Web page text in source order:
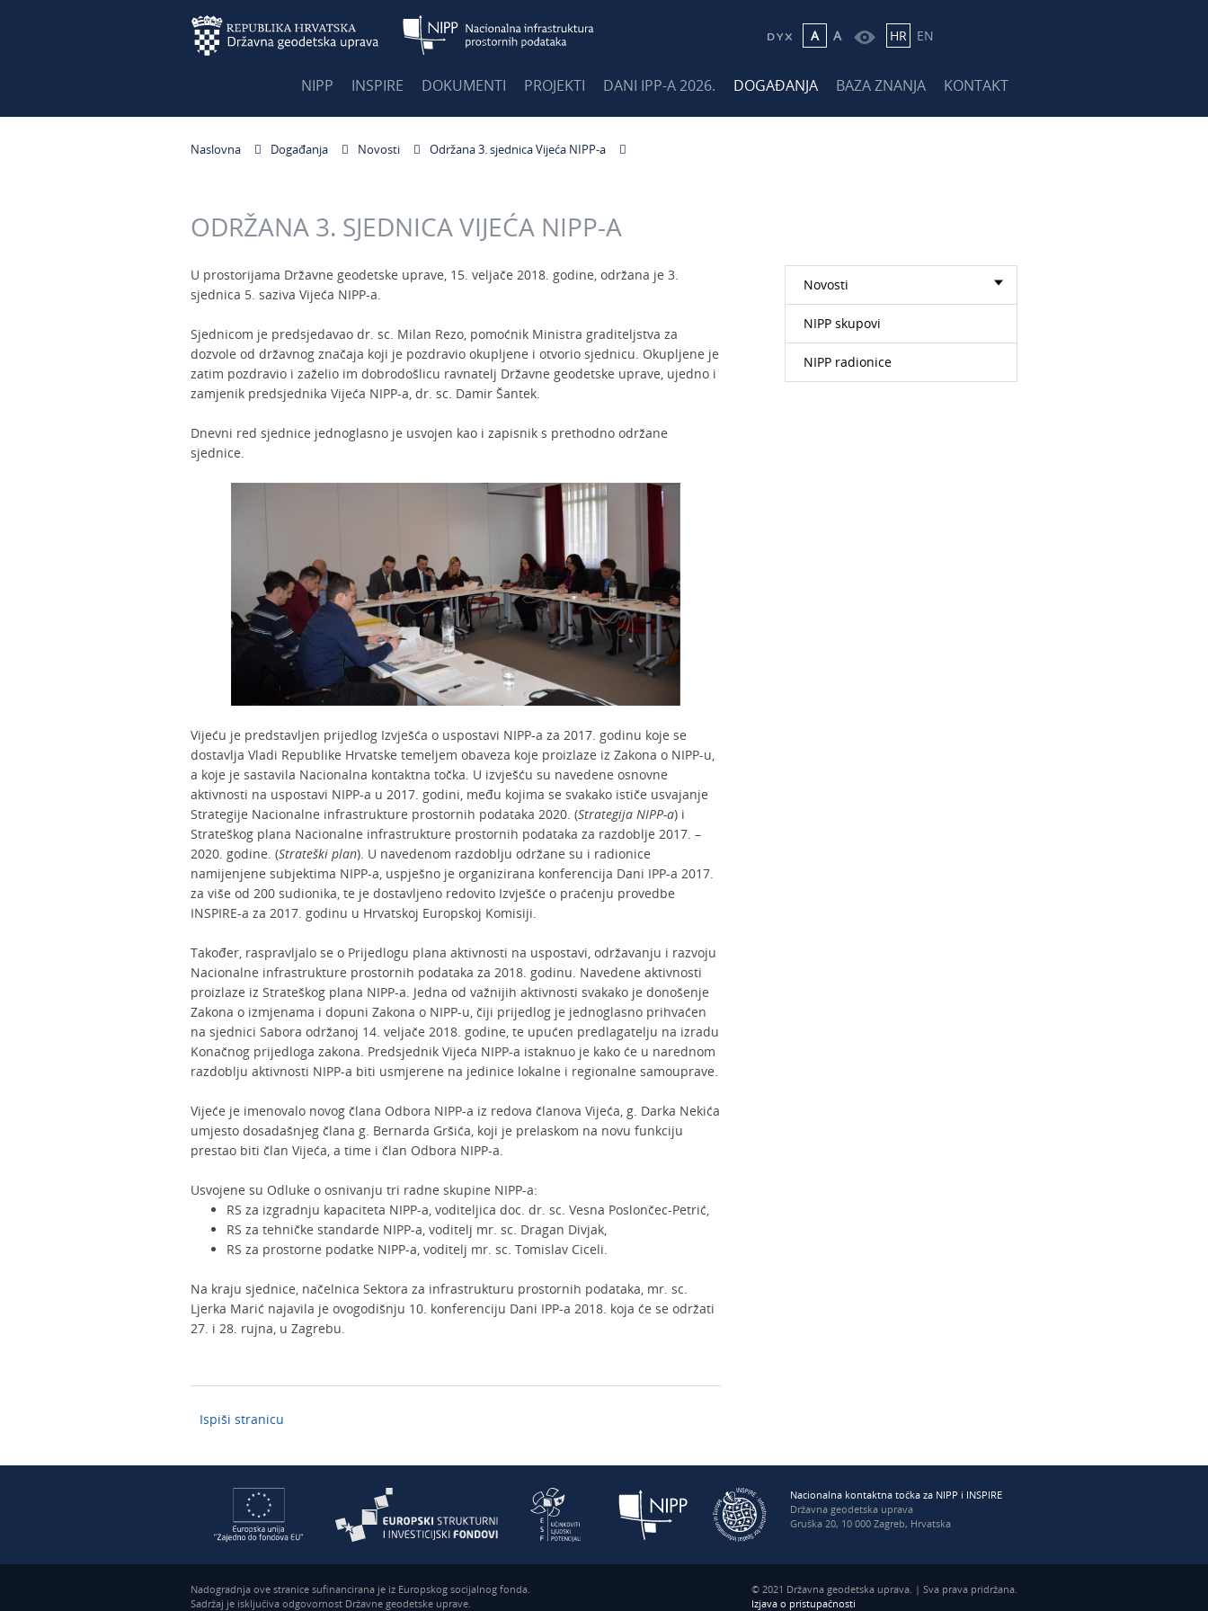
A A HR EN
NIPP INSPIRE DOKUMENTI PROJEKTI DANI IPP-A 2026. DOGAĐANJA BAZA ZNANJA KONTAKT
Naslovna Događanja Novosti Održana 3. sjednica Vijeća NIPP-a
ODRŽANA 3. SJEDNICA VIJEĆA NIPP-A
U prostorijama Državne geodetske uprave, 15. veljače 2018. godine, održana je 3.
sjednica 5. saziva Vijeća NIPP-a.
Sjednicom je predsjedavao dr. sc. Milan Rezo, pomoćnik Ministra graditeljstva za
dozvole od državnog značaja koji je pozdravio okupljene i otvorio sjednicu. Okupljene je
zatim pozdravio i zaželio im dobrodošlicu ravnatelj Državne geodetske uprave, ujedno i
zamjenik predsjednika Vijeća NIPP-a, dr. sc. Damir Šantek.
Dnevni red sjednice jednoglasno je usvojen kao i zapisnik s prethodno održane
sjednice.
Vijeću je predstavljen prijedlog Izvješća o uspostavi NIPP-a za 2017. godinu koje se
dostavlja Vladi Republike Hrvatske temeljem obaveza koje proizlaze iz Zakona o NIPP-u,
a koje je sastavila Nacionalna kontaktna točka. U izvješću su navedene osnovne
aktivnosti na uspostavi NIPP-a u 2017. godini, među kojima se svakako ističe usvajanje
Strategije Nacionalne infrastrukture prostornih podataka 2020. (Strategija NIPP-a) i
Strateškog plana Nacionalne infrastrukture prostornih podataka za razdoblje 2017. –
2020. godine. (Strateški plan). U navedenom razdoblju održane su i radionice
namijenjene subjektima NIPP-a, uspješno je organizirana konferencija Dani IPP-a 2017.
za više od 200 sudionika, te je dostavljeno redovito Izvješće o praćenju provedbe
INSPIRE-a za 2017. godinu u Hrvatskoj Europskoj Komisiji.
Također, raspravljalo se o Prijedlogu plana aktivnosti na uspostavi, održavanju i razvoju
Nacionalne infrastrukture prostornih podataka za 2018. godinu. Navedene aktivnosti
proizlaze iz Strateškog plana NIPP-a. Jedna od važnijih aktivnosti svakako je donošenje
Zakona o izmjenama i dopuni Zakona o NIPP-u, čiji prijedlog je jednoglasno prihvaćen
na sjednici Sabora održanoj 14. veljače 2018. godine, te upućen predlagatelju na izradu
Konačnog prijedloga zakona. Predsjednik Vijeća NIPP-a istaknuo je kako će u narednom
razdoblju aktivnosti NIPP-a biti usmjerene na jedinice lokalne i regionalne samouprave.
Vijeće je imenovalo novog člana Odbora NIPP-a iz redova članova Vijeća, g. Darka Nekića
umjesto dosadašnjeg člana g. Bernarda Gršića, koji je prelaskom na novu funkciju
prestao biti član Vijeća, a time i član Odbora NIPP-a.
Usvojene su Odluke o osnivanju tri radne skupine NIPP-a:
RS za izgradnju kapaciteta NIPP-a, voditeljica doc. dr. sc. Vesna Poslončec-Petrić,
RS za tehničke standarde NIPP-a, voditelj mr. sc. Dragan Divjak,
RS za prostorne podatke NIPP-a, voditelj mr. sc. Tomislav Ciceli.
Na kraju sjednice, načelnica Sektora za infrastrukturu prostornih podataka, mr. sc.
Ljerka Marić najavila je ovogodišnju 10. konferenciju Dani IPP-a 2018. koja će se održati
27. i 28. rujna, u Zagrebu.
Ispiši stranicu
Novosti
NIPP skupovi
NIPP radionice
Nacionalna kontaktna točka za NIPP i INSPIRE
Državna geodetska uprava
Gruška 20, 10 000 Zagreb, Hrvatska
Nadogradnja ove stranice sufinancirana je iz Europskog socijalnog fonda.
Sadržaj je isključiva odgovornost Državne geodetske uprave.
© 2021 Državna geodetska uprava. | Sva prava pridržana.
Izjava o pristupačnosti